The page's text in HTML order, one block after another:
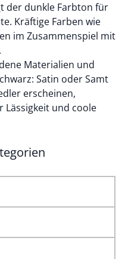
der dunkle Farbton für
Kräftige Farben wie
im Zusammenspiel mit
Materialien und
Satin oder Samt
erscheinen,